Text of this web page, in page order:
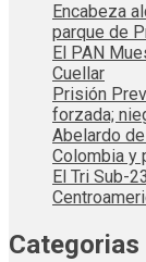
Encabeza
parque de
El PAN
Cuellar
Prisión
forzada;
Abelardo
Colombia y
El Tri Sub-
Categorias